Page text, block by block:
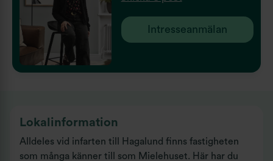
Intresseanmälan
Lokalinformation
Alldeles vid infarten till Hagalund finns fastigheten
som många känner till som Mielehuset. Här har du